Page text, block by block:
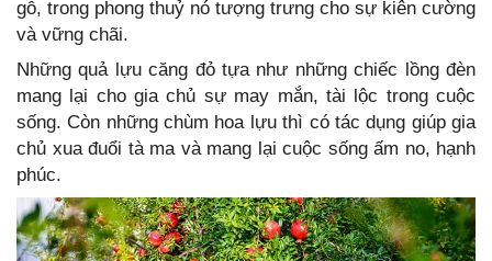
gỗ, trong phong thuỷ nó tượng trưng cho sự kiên cường
và vững chãi.
Những quả lựu căng đỏ tựa như những chiếc lồng đèn
mang lại cho gia chủ sự may mắn, tài lộc trong cuộc
sống. Còn những chùm hoa lựu thì có tác dụng giúp gia
chủ xua đuổi tà ma và mang lại cuộc sống ấm no, hạnh
phúc.